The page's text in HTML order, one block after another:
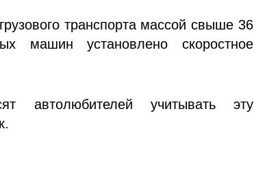
транспорта массой свыше 36
машин установлено скоростное
автолюбителей учитывать эту